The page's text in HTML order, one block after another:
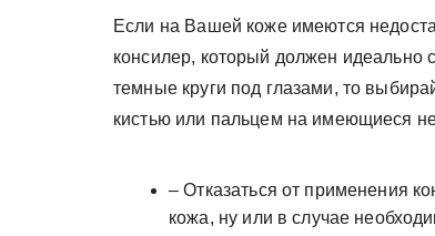
Если на Вашей коже имеются
консилер, который должен идеально
темные круги под глазами, то
кистью или пальцем на имеющиеся
– Отказаться от применения
кожа, ну или в случае